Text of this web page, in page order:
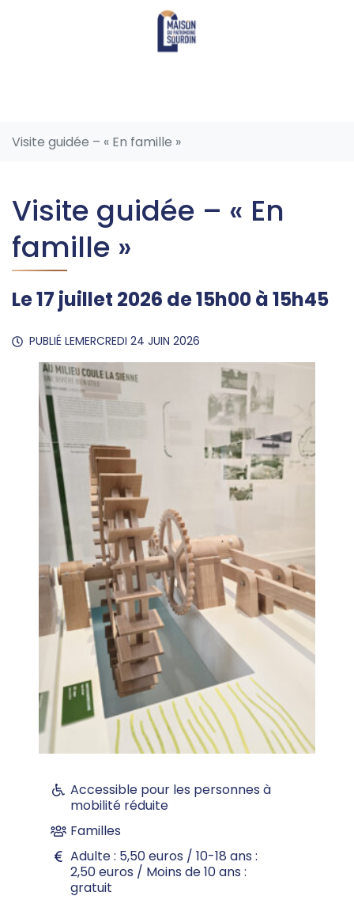
Visite guidée – « En famille »
Visite guidée – « En
famille »
Le17 juillet 2026 de 15h00 à 15h45
PUBLIÉ LEMERCREDI 24 JUIN 2026
Accessible pour les personnes à
mobilité réduite
Familles
Adulte : 5,50 euros / 10-18 ans :
2,50 euros / Moins de 10 ans :
gratuit